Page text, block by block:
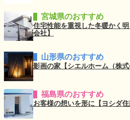
宮城県のおすすめ
住宅性能を重視した冬暖かく
会社】
山形県のおすすめ
影画の家【シエルホーム（株式
福島県のおすすめ
お客様の想いを形に【ヨシダ住